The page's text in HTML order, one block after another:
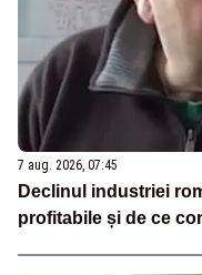
7 aug. 2026, 07:45
Declinul industriei
profitabile și de ce